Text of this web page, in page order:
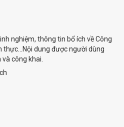
nghiệm, thông tin bổ ích về Công
thực...Nội dung được người dùng
công khai.